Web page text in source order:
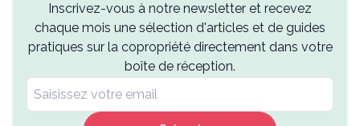
Inscrivez-vous à notre newsletter et recevez
chaque mois une sélection d'articles et de guides
pratiques sur la copropriété directement dans votre
boîte de réception.